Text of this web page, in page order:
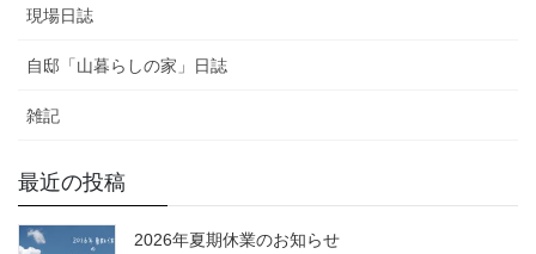
現場日誌
自邸「山暮らしの家」日誌
雑記
最近の投稿
2026年夏期休業のお知らせ